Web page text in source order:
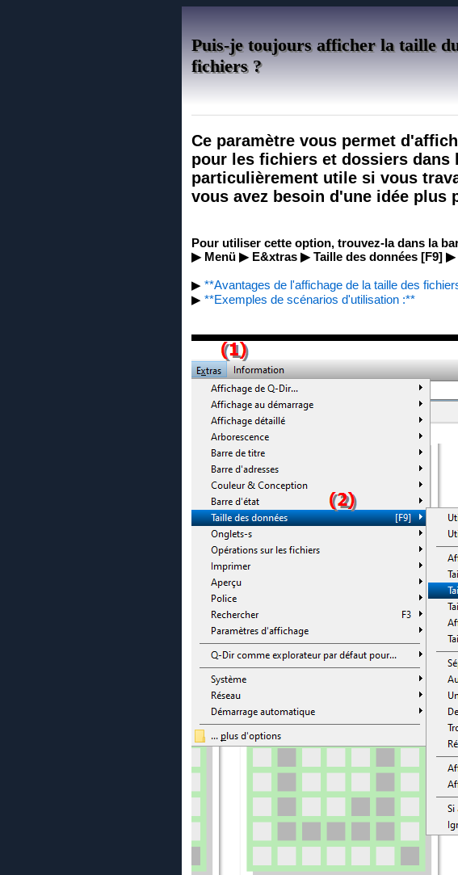
Puis-je toujours afficher la taille
fichiers ?
Ce paramètre vous permet
pour les fichiers et dossiers
particulièrement utile si vous
vous avez besoin d'une idée plus
Pour utiliser cette option, trouvez-la dans la
▶ Menü ▶ E&xtras ▶ Taille des données [F9] ▶
▶ **Avantages de l'affichage de la taille des
▶ **Exemples de scénarios d'utilisation :**